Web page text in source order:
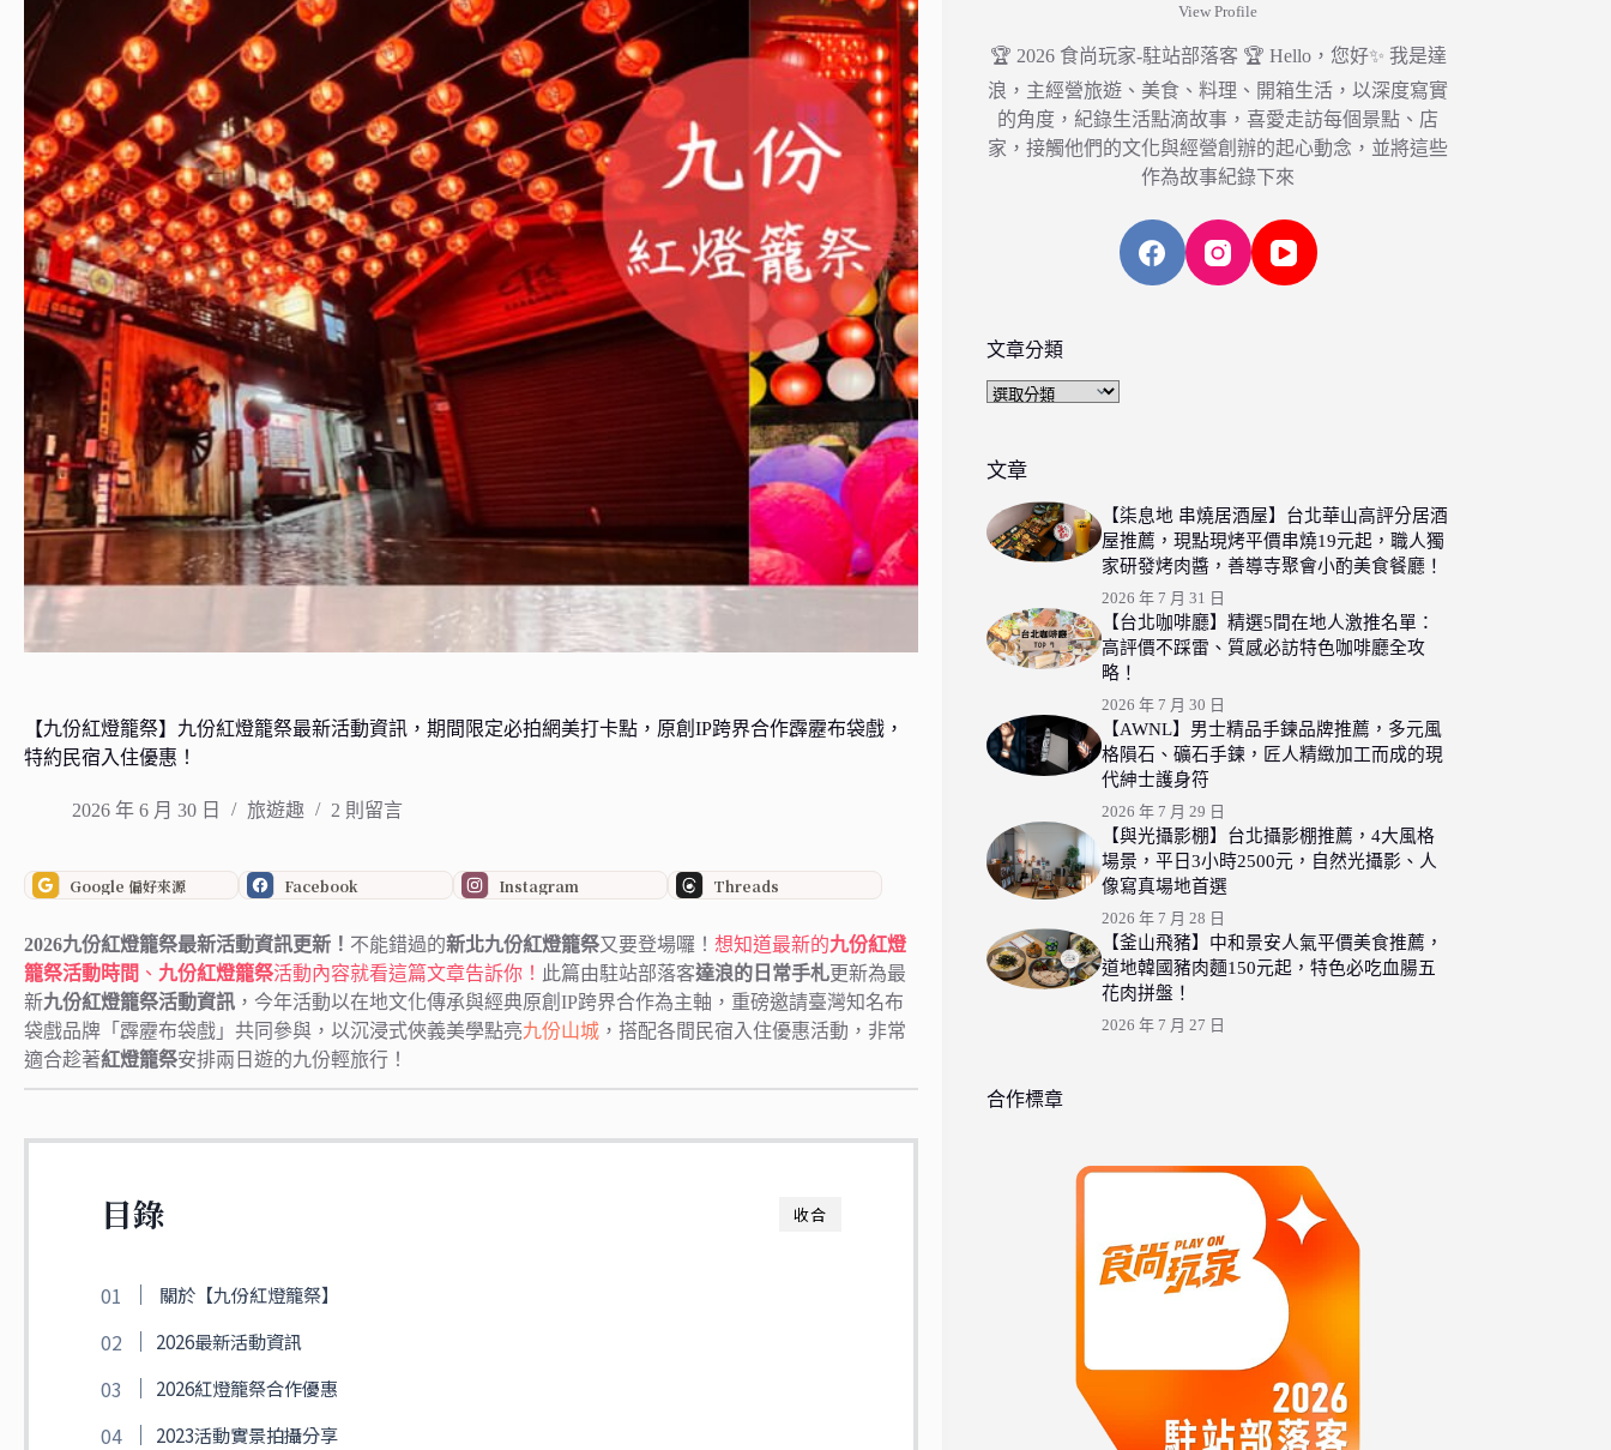
【九份紅燈籠祭】九份紅燈籠祭最新活動資訊，期間限定必拍網美打卡點，原創IP跨界合作霹靂布袋戲，
特約民宿入住優惠！
2026 年 6 月 30 日 旅遊趣 2 則留言
Google 偏好來源 Facebook Instagram Threads
2026九份紅燈籠祭最新活動資訊更新！ 不能錯過的新北九份紅燈籠祭又要登場囉！ 想知道最新的九份紅燈
籠祭活動時間 、 九份紅燈籠祭活動內容就看這篇文章告訴你！ 此篇由駐站部落客達浪的日常手札更新為最
新九份紅燈籠祭活動資訊 ，今年活動以在地文化傳承與經典原創IP跨界合作為主軸，重磅邀請臺灣知名布
袋戲品牌「霹靂布袋戲」共同參與，以沉浸式俠義美學點亮九份山城 ，搭配各間民宿入住優惠活動，非常
適合趁著紅燈籠祭安排兩日遊的九份輕旅行！
收合
目錄
關於【九份紅燈籠祭】
2026最新活動資訊
2026紅燈籠祭合作優惠
2023活動實景拍攝分享
View Profile
🏆 2026 食尚玩家-駐站部落客 🏆 Hello，您好✨ 我是達
浪，主經營旅遊、美食、料理、開箱生活，以深度寫實
的角度，紀錄生活點滴故事，喜愛走訪每個景點、店
家，接觸他們的文化與經營創辦的起心動念，並將這些
作為故事紀錄下來
文章分類
文
類
文章
【柒息地 串燒居酒屋】台北華山高評分居酒
屋推薦，現點現烤平價串燒19元起，職人獨
家研發烤肉醬，善導寺聚會小酌美食餐廳！
2026 年 7 月 31 日
【台北咖啡廳】精選5間在地人激推名單：
高評價不踩雷、質感必訪特色咖啡廳全攻
略！
2026 年 7 月 30 日
【AWNL】男士精品手鍊品牌推薦，多元風
格隕石、礦石手鍊，匠人精緻加工而成的現
代紳士護身符
2026 年 7 月 29 日
【與光攝影棚】台北攝影棚推薦，4大風格
場景，平日3小時2500元，自然光攝影、人
像寫真場地首選
2026 年 7 月 28 日
【釜山飛豬】中和景安人氣平價美食推薦，
道地韓國豬肉麵150元起，特色必吃血腸五
花肉拼盤！
2026 年 7 月 27 日
合作標章